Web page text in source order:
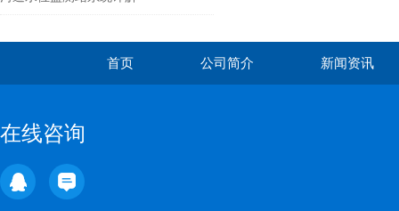
首页 公司简介 新闻资讯
在线咨询